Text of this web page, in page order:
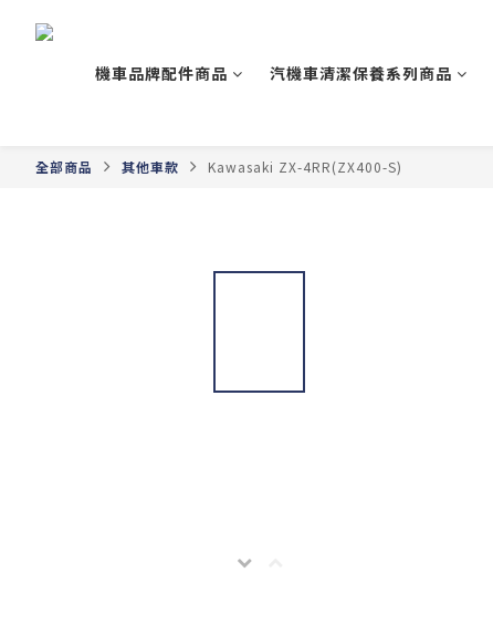
機車品牌配件商品
汽機車清潔保養系列商品
全部商品 其他車款 Kawasaki ZX-4RR(ZX400-S)